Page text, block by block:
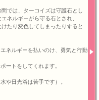
では、ターコイズは守護石とし
ネルギーがら守る石とされ、
たり変色してしまったりすると
ネルギーを払いのけ、勇気と行動
ートをしてくれます。
や日光浴は苦手です）。